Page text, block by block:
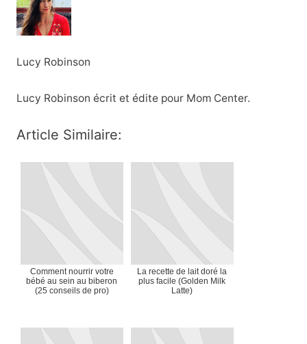
Lucy Robinson
Lucy Robinson écrit et édite pour Mom Center.
Article Similaire:
Comment nourrir votre
bébé au sein au biberon
(25 conseils de pro)
La recette de lait doré la
plus facile (Golden Milk
Latte)